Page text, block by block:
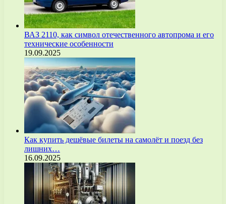
ВАЗ 2110, как символ отечественного автопрома и его
технические особенности
19.09.2025
Как купить дешёвые билеты на самолёт и поезд без
лишних…
16.09.2025